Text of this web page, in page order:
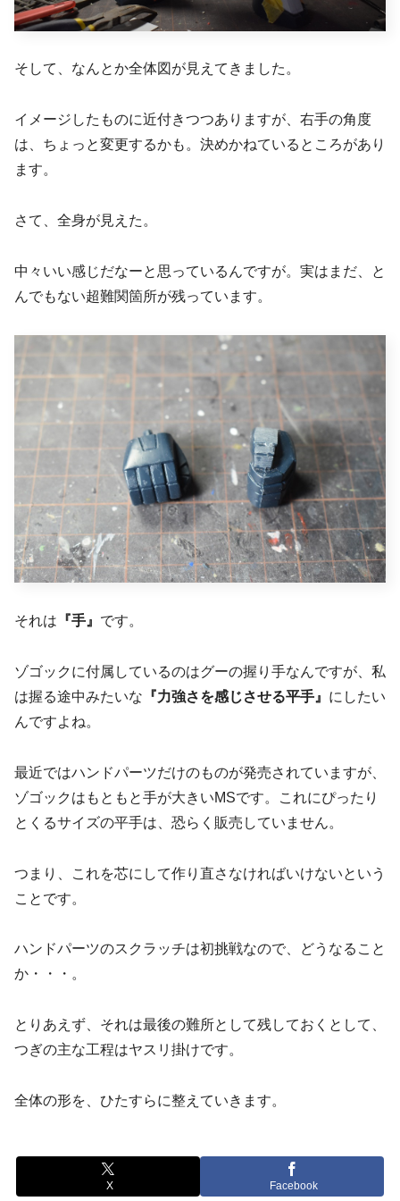
そして、なんとか全体図が見えてきました。
イメージしたものに近付きつつありますが、右手の角度
は、ちょっと変更するかも。決めかねているところがあり
ます。
さて、全身が見えた。
中々いい感じだなーと思っているんですが。実はまだ、と
んでもない超難関箇所が残っています。
それは 『手』 です。
ゾゴックに付属しているのはグーの握り手なんですが、私
は握る途中みたいな 『力強さを感じさせる平手』 にしたい
んですよね。
最近ではハンドパーツだけのものが発売されていますが、
ゾゴックはもともと手が大きいMSです。これにぴったり
とくるサイズの平手は、恐らく販売していません。
つまり、これを芯にして作り直さなければいけないという
ことです。
ハンドパーツのスクラッチは初挑戦なので、どうなること
か・・・。
とりあえず、それは最後の難所として残しておくとして、
つぎの主な工程はヤスリ掛けです。
全体の形を、ひたすらに整えていきます。
X Facebook